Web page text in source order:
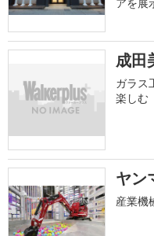
成田
ガラス
楽しむ
ヤン
産業機